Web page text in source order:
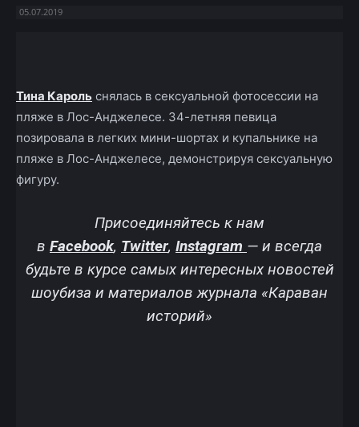
05.07.2019
Тина Кароль снялась в сексуальной фотосессии на
пляже в Лос-Анджелесе. 34-летняя певица
позировала в легких мини-шортах и купальнике на
пляже в Лос-Анджелесе, демонстрируя сексуальную
фигуру.
Присоединяйтесь к нам
в Facebook, Twitter, Instagram — и всегда
будьте в курсе самых интересных новостей
шоубиза и материалов журнала «Караван
историй»